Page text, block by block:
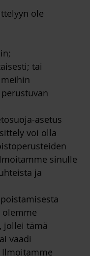
ole
tai
asetus
voi olla
sinulle
ja
jollei tämä
vaadi
Ilmoitamme